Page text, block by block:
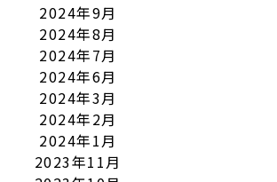
2024年9月
2024年8月
2024年7月
2024年6月
2024年3月
2024年2月
2024年1月
2023年11月